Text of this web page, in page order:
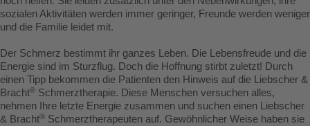
sozialen Aktivitäten werden immer geringer, Freunde werden weniger
und die Familie leidet mit.
Der Schmerz bestimmt ihr ganzes Leben. Die Lebensfreude und die
Energie sind im Sturzflug. Doch die Hoffnung stirbt zuletzt! Durch
einen Tipp bekommen die Patienten den Hinweis auf die Liebscher &
Bracht® Schmerztherapie. Diese Menschen versuchen alles,
nehmen Ihre letzte Energie zusammen und suchen einen Liebscher
& Bracht® Schmerztherapeuten auf. Gewöhnlicher Weise haben sie